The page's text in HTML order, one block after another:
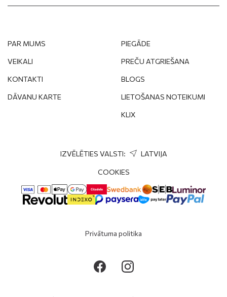
SŪTĪT
PAR MUMS
VEIKALI
KONTAKTI
DĀVANU KARTE
PIEGĀDE
PREČU ATGRIEŠANA
BLOGS
LIETOŠANAS NOTEIKUMI
KLIX
IZVĒLĒTIES VALSTI: LATVIJA
COOKIES
Privātuma politika